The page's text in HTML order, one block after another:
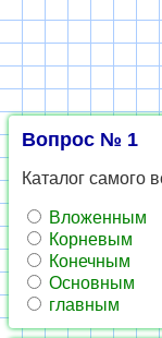
Вопрос № 1
Каталог самого
Вложенным
Корневым
Конечным
Основным
главным